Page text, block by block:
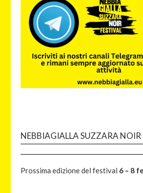
NEBBIAGIALLA SUZZARA NOIR
Prossima edizione del festival 6 – 8